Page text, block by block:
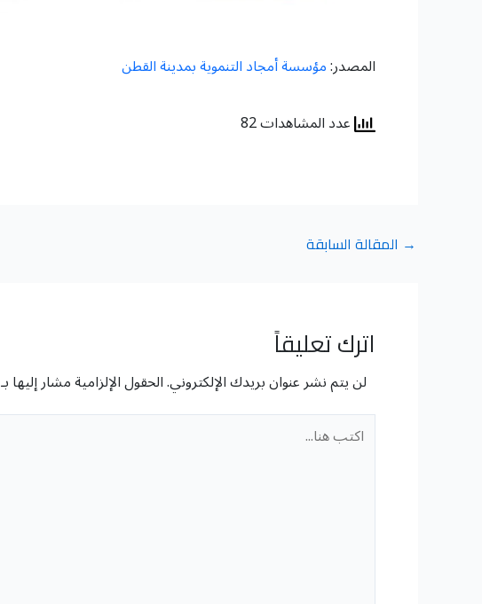
المصدر:مؤسسة أمجاد التنموية بمدينة القطن
عدد المشاهدات 82
→ المقالة السابقة
اترك تعليقاً
لن يتم نشر عنوان بريدك الإلكتروني.الحقول الإلزامية مشار إليها بـ
اكتب
هنا...